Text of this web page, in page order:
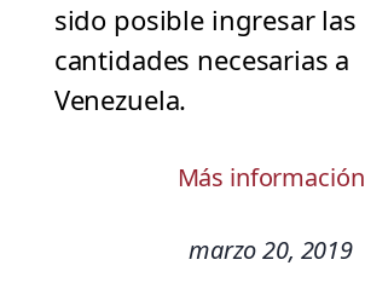
sido posible ingresar las
cantidades necesarias a
Venezuela.
Más información
marzo 20, 2019